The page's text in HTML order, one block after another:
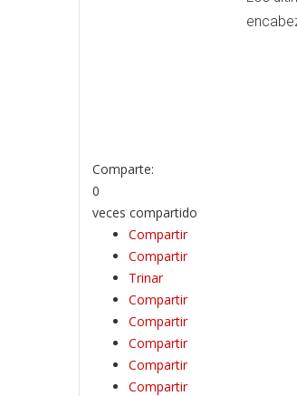
Comparte:
0
veces compartido
Compartir
Compartir
Trinar
Compartir
Compartir
Compartir
Compartir
Compartir